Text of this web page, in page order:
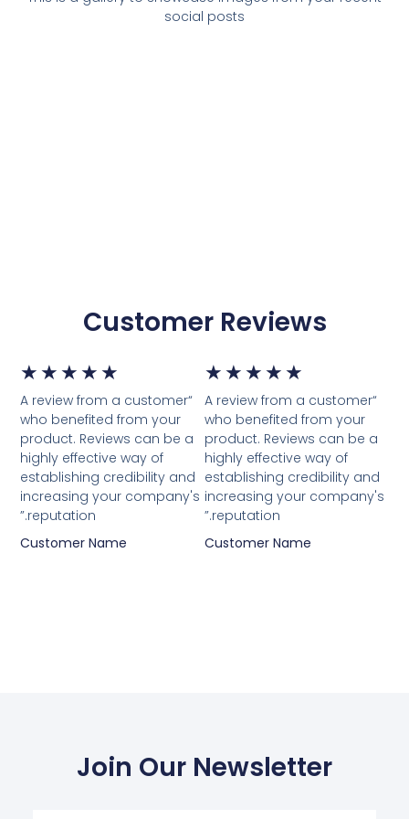
social posts
Customer Reviews
★
★
★
★
★
5
מתוך
“A review from a customer
who benefited from your
product. Reviews can be a
highly effective way of
establishing credibility and
increasing your company's
reputation.”
Customer Name
★
★
★
★
★
5
5
“A review from a customer
who benefited from your
product. Reviews can be a
highly effective way of
establishing credibility and
increasing your company's
reputation.”
Customer Name
Join Our Newsletter